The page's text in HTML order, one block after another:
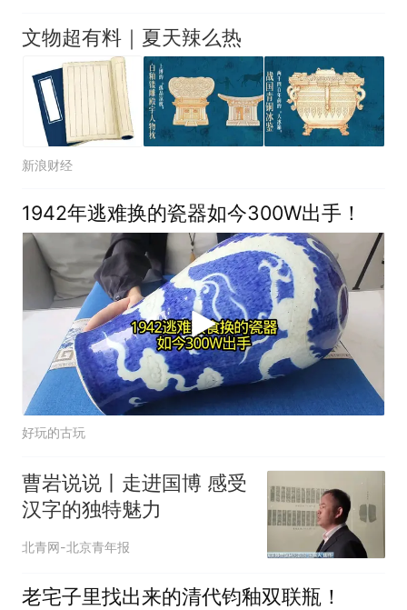
文物超有料｜夏天辣么热
新浪财经
1942年逃难换的瓷器如今300W出手！
好玩的古玩
曹岩说说丨走进国博 感受
汉字的独特魅力
北青网-北京青年报
老宅子里找出来的清代钧釉双联瓶！